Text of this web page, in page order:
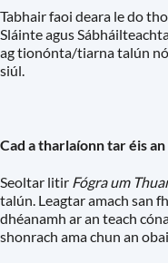
Tabhair faoi deara le do
Sláinte agus
ag tionónta/tiarna talún
siúl.
Cad a tharlaíonn tar éis
Seoltar litir Fógra um
talún. Leagtar amach san
dhéanamh ar an teach
shonrach ama chun an